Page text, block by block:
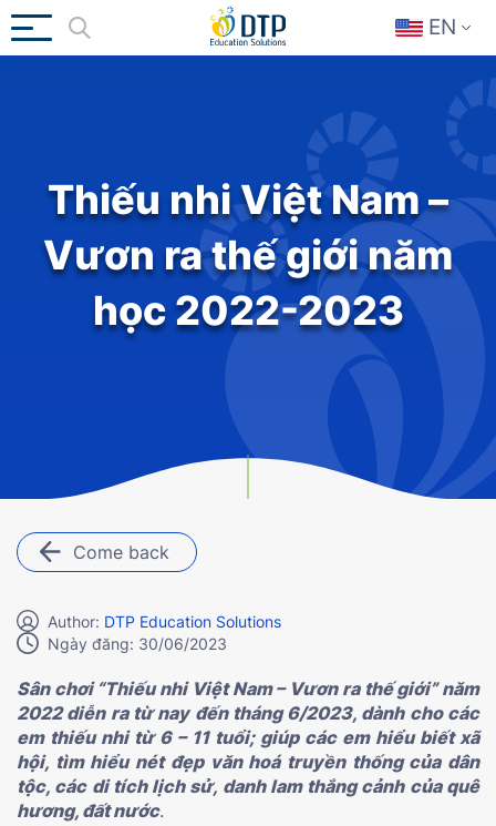
EN
Thiếu nhi Việt Nam –
Vươn ra thế giới năm
học 2022-2023
Come back
Author: DTP Education Solutions
Ngày đăng: 30/06/2023
Sân chơi “Thiếu nhi Việt Nam – Vươn ra thế giới” năm
2022 diễn ra từ nay đến tháng 6/2023, dành cho các
em thiếu nhi từ 6 – 11 tuổi; giúp các em hiểu biết xã
hội, tìm hiểu nét đẹp văn hoá truyền thống của dân
tộc, các di tích lịch sử, danh lam thắng cảnh của quê
hương, đất nước.